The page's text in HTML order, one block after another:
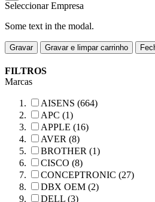
Seleccionar Empresa
Some text in the modal.
Gravar Gravar e limpar carrinho
FILTROS
Marcas
AISENS (664)
APC (1)
APPLE (16)
AVER (8)
BROTHER (1)
CISCO (8)
CONCEPTRONIC (27)
DBX OEM (2)
DELL (3)